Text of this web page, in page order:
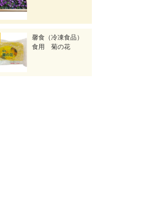
馨食（冷凍食品）
食用 菊の花